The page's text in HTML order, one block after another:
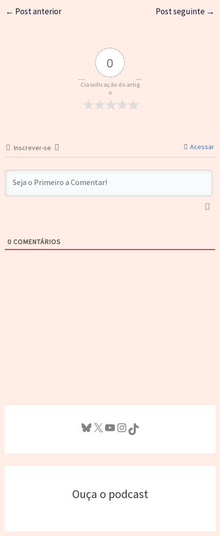
← Post anterior Post seguinte →
0
Classificação do artig
o
Inscrever-se Acessar
0 COMENTÁRIOS
Bluesky X Youtube InstagramTikTok
Ouça o podcast